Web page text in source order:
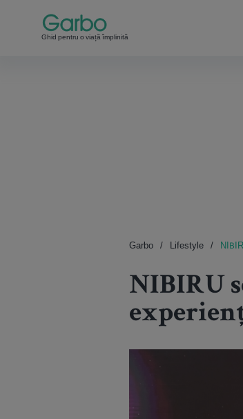
Ghid pentru o viață împlinită
Garbo Lifestyle
NIBIRU